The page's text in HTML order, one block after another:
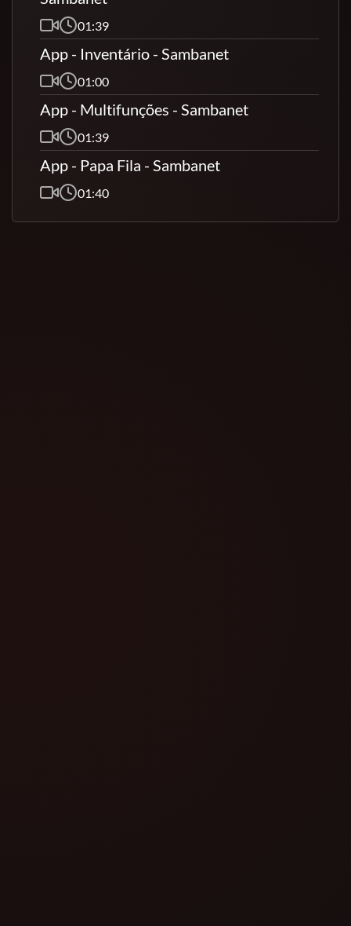
01:39
App - Inventário - Sambanet
01:00
App - Multifunções - Sambanet
01:39
App - Papa Fila - Sambanet
01:40